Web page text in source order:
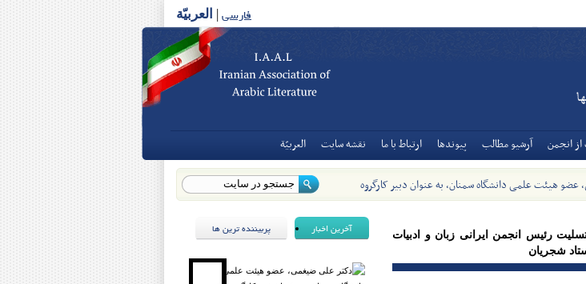
فارسی | العربیّة
انجمن آرشيو مطالب پیوندها ارتباط با ما نقشه سايت العربيّة
هیئت علمی دانشگاه سمنان، به عنوان دبیر کارگروه
تسلیت رئیس انجمن ایرانی زبان و ادبیات
شجریان
آخرین اخبار پربیننده ترین ها